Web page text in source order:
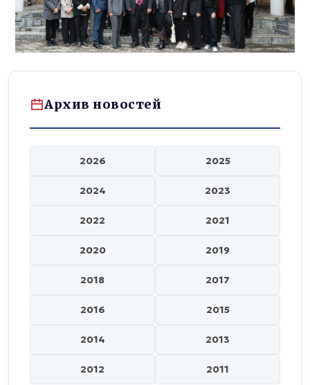
Архив новостей
2026 2025
2024 2023
2022 2021
2020 2019
2018 2017
2016 2015
2014 2013
2012 2011